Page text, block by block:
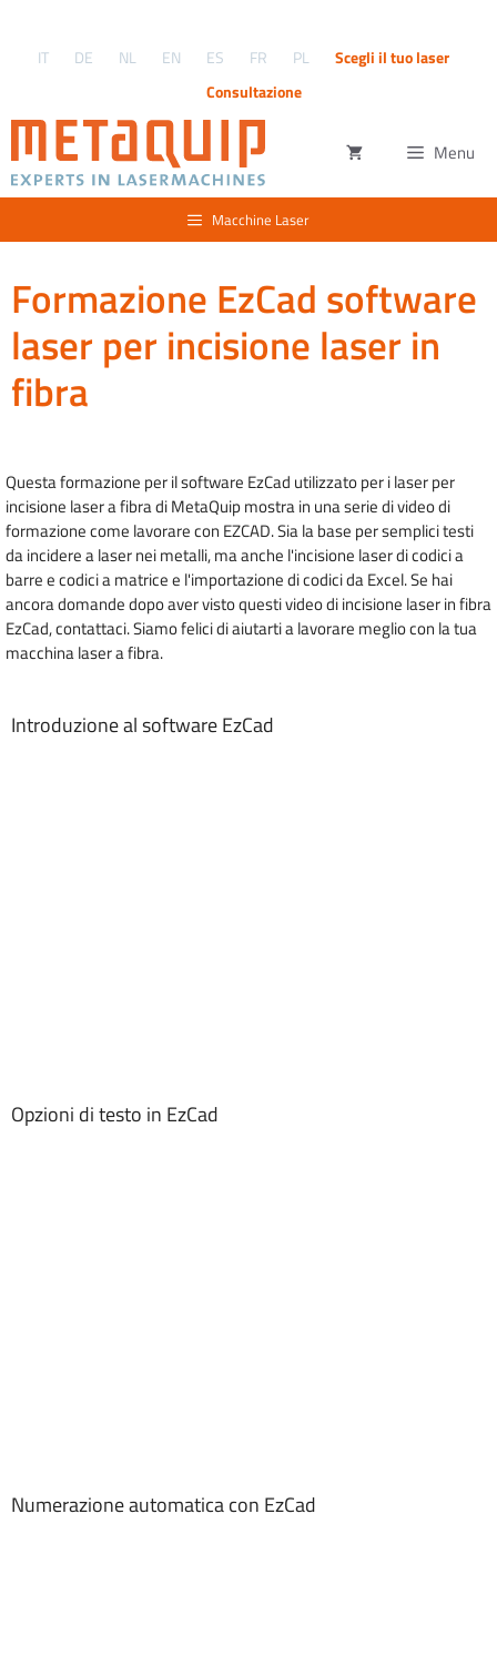
contenuto
IT DE NL EN ES FR PL
Scegli il tuo laser
Consultazione
Menu
Macchine Laser
Formazione EzCad software
laser per incisione laser in
fibra
Questa formazione per il software EzCad utilizzato per i laser per
incisione laser a fibra di MetaQuip mostra in una serie di video di
formazione come lavorare con EZCAD. Sia la base per semplici testi
da incidere a laser nei metalli, ma anche l'incisione laser di codici a
barre e codici a matrice e l'importazione di codici da Excel. Se hai
ancora domande dopo aver visto questi video di incisione laser in fibra
EzCad, contattaci. Siamo felici di aiutarti a lavorare meglio con la tua
macchina laser a fibra.
Introduzione al software EzCad
Opzioni di testo in EzCad
Numerazione automatica con EzCad